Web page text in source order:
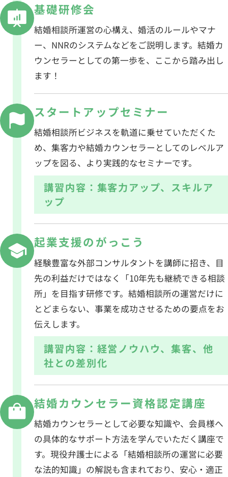
基礎研修会
結婚相談所運営の心構え、婚活のルールやマナ
ー、NNRのシステムなどをご説明します。結婚カ
ウンセラーとしての第一歩を、ここから踏み出し
ます！
スタートアップセミナー
結婚相談所ビジネスを軌道に乗せていただくた
め、集客力や結婚カウンセラーとしてのレベルア
ップを図る、より実践的なセミナーです。
講習内容：集客力アップ、スキルア
ップ
起業支援のがっこう
経験豊富な外部コンサルタントを講師に招き、目
先の利益だけではなく「10年先も継続できる相談
所」を目指す研修です。結婚相談所の運営だけに
とどまらない、事業を成功させるための要点をお
伝えします。
講習内容：経営ノウハウ、集客、他
社との差別化
結婚カウンセラー資格認定講座
結婚カウンセラーとして必要な知識や、会員様へ
の具体的なサポート方法を学んでいただく講座で
す。現役弁護士による「結婚相談所の運営に必要
な法的知識」の解説も含まれており、安心・適正